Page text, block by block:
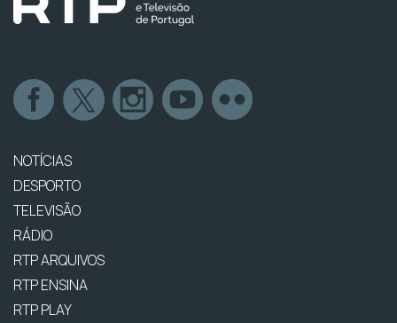
NOTÍCIAS
DESPORTO
TELEVISÃO
RÁDIO
RTP ARQUIVOS
RTP ENSINA
RTP PLAY